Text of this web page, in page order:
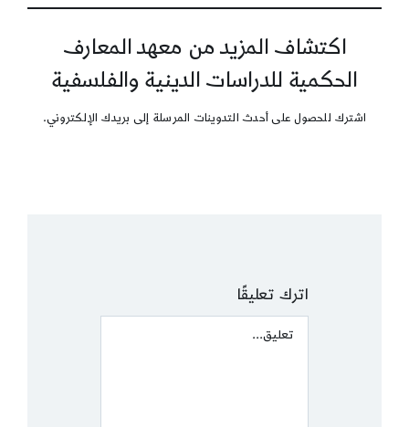
اكتشاف المزيد من معهد المعارف
الحكمية للدراسات الدينية والفلسفية
اشترك للحصول على أحدث التدوينات المرسلة إلى بريدك الإلكتروني.
اترك تعليقًا
Comment